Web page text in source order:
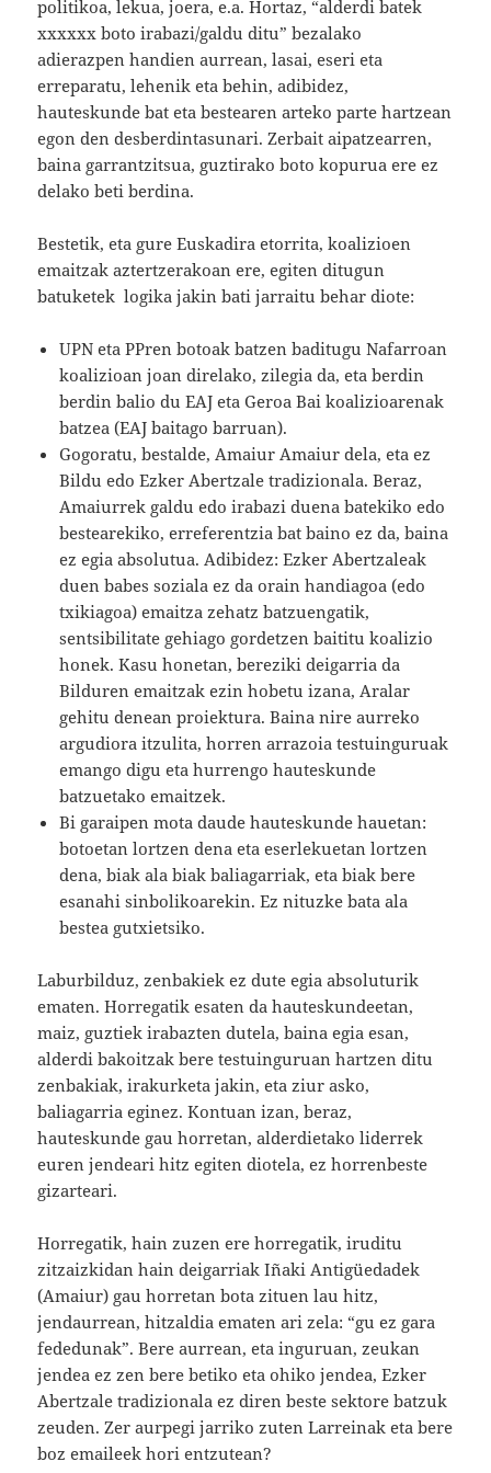
politikoa, lekua, joera, e.a. Hortaz, “alderdi batek
xxxxxx boto irabazi/galdu ditu” bezalako
adierazpen handien aurrean, lasai, eseri eta
erreparatu, lehenik eta behin, adibidez,
hauteskunde bat eta bestearen arteko parte hartzean
egon den desberdintasunari. Zerbait aipatzearren,
baina garrantzitsua, guztirako boto kopurua ere ez
delako beti berdina.
Bestetik, eta gure Euskadira etorrita, koalizioen
emaitzak aztertzerakoan ere, egiten ditugun
batuketek logika jakin bati jarraitu behar diote:
UPN eta PPren botoak batzen baditugu Nafarroan
koalizioan joan direlako, zilegia da, eta berdin
berdin balio du EAJ eta Geroa Bai koalizioarenak
batzea (EAJ baitago barruan).
Gogoratu, bestalde, Amaiur Amaiur dela, eta ez
Bildu edo Ezker Abertzale tradizionala. Beraz,
Amaiurrek galdu edo irabazi duena batekiko edo
bestearekiko, erreferentzia bat baino ez da, baina
ez egia absolutua. Adibidez: Ezker Abertzaleak
duen babes soziala ez da orain handiagoa (edo
txikiagoa) emaitza zehatz batzuengatik,
sentsibilitate gehiago gordetzen baititu koalizio
honek. Kasu honetan, bereziki deigarria da
Bilduren emaitzak ezin hobetu izana, Aralar
gehitu denean proiektura. Baina nire aurreko
argudiora itzulita, horren arrazoia testuinguruak
emango digu eta hurrengo hauteskunde
batzuetako emaitzek.
Bi garaipen mota daude hauteskunde hauetan:
botoetan lortzen dena eta eserlekuetan lortzen
dena, biak ala biak baliagarriak, eta biak bere
esanahi sinbolikoarekin. Ez nituzke bata ala
bestea gutxietsiko.
Laburbilduz, zenbakiek ez dute egia absoluturik
ematen. Horregatik esaten da hauteskundeetan,
maiz, guztiek irabazten dutela, baina egia esan,
alderdi bakoitzak bere testuinguruan hartzen ditu
zenbakiak, irakurketa jakin, eta ziur asko,
baliagarria eginez. Kontuan izan, beraz,
hauteskunde gau horretan, alderdietako liderrek
euren jendeari hitz egiten diotela, ez horrenbeste
gizarteari.
Horregatik, hain zuzen ere horregatik, iruditu
zitzaizkidan hain deigarriak Iñaki Antigüedadek
(Amaiur) gau horretan bota zituen lau hitz,
jendaurrean, hitzaldia ematen ari zela: “gu ez gara
fededunak”. Bere aurrean, eta inguruan, zeukan
jendea ez zen bere betiko eta ohiko jendea, Ezker
Abertzale tradizionala ez diren beste sektore batzuk
zeuden. Zer aurpegi jarriko zuten Larreinak eta bere
boz emaileek hori entzutean?